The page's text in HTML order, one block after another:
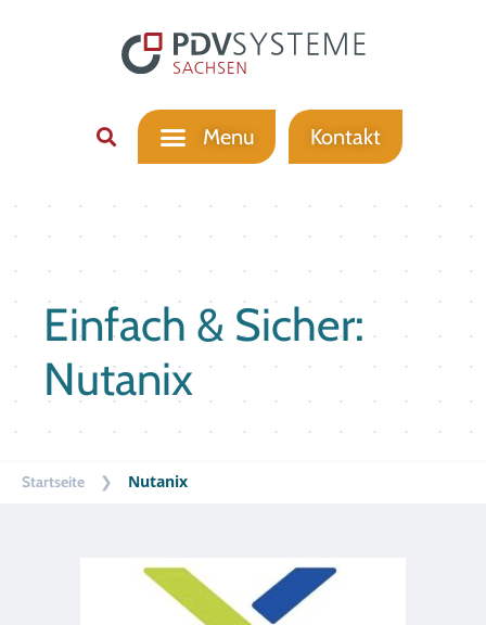
Kontakt
Einfach & Sicher:
Nutanix
Startseite ❯ Nutanix